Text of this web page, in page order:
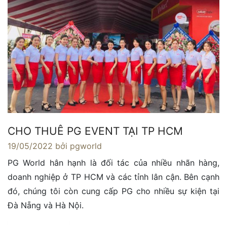
CHO THUÊ PG EVENT TẠI TP HCM
19/05/2022 bởi pgworld
PG World hân hạnh là đối tác của nhiều nhãn hàng,
doanh nghiệp ở TP HCM và các tỉnh lân cận. Bên cạnh
đó, chúng tôi còn cung cấp PG cho nhiều sự kiện tại
Đà Nẵng và Hà Nội.